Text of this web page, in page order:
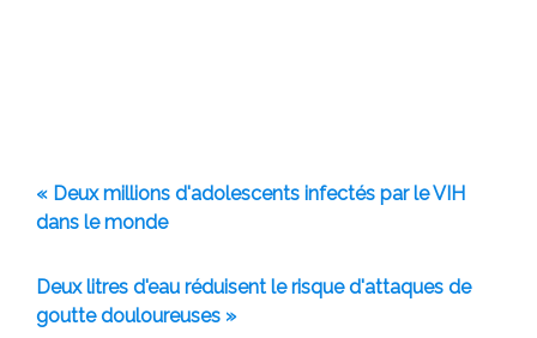
« Deux millions d'adolescents infectés par le VIH
dans le monde
Deux litres d'eau réduisent le risque d'attaques de
goutte douloureuses »